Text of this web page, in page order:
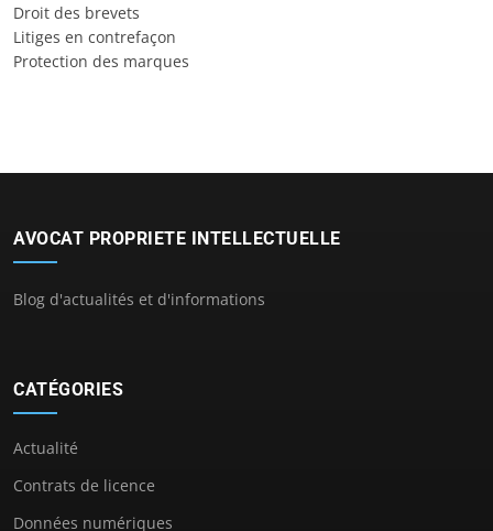
Droit des brevets
Litiges en contrefaçon
Protection des marques
AVOCAT PROPRIETE INTELLECTUELLE
Blog d'actualités et d'informations
CATÉGORIES
Actualité
Contrats de licence
Données numériques